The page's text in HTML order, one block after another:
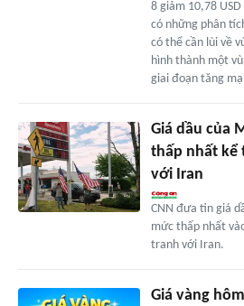
8 giảm 10,78
có những phân
có thể cần lùi về
hình thành một
giai đoạn tăng
Giá dầu của
thấp nhất kể
với Iran
CNN đưa tin giá
mức thấp nhất
tranh với Iran.
Giá vàng